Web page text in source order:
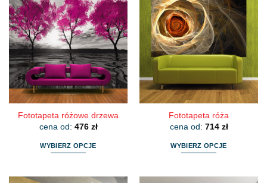
wiele
wariantów.
Opcje
można
wybrać
na
stronie
produktu
wiele
wariantów.
Opcje
można
wybrać
na
produktu
Fototapeta różowe drzewa
cena od: 476 zł
WYBIERZ OPCJE
Fototapeta róża
cena od: 714 zł
WYBIERZ OPCJE